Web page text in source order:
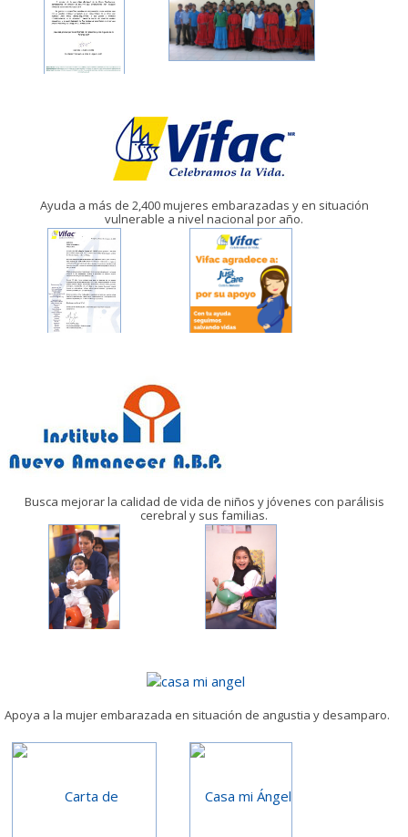
Ayuda a más de 2,400 mujeres embarazadas y en situación
vulnerable a nivel nacional por año.
Busca mejorar la calidad de vida de niños y jóvenes con parálisis
cerebral y sus familias.
Apoya a la mujer embarazada en situación de angustia y desamparo.